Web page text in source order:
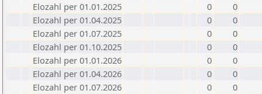
Elozahl per 01.01.2025
0
0
Elozahl per 01.04.2025
0
0
Elozahl per 01.07.2025
0
0
Elozahl per 01.10.2025
0
0
Elozahl per 01.01.2026
0
0
Elozahl per 01.04.2026
0
0
Elozahl per 01.07.2026
0
0